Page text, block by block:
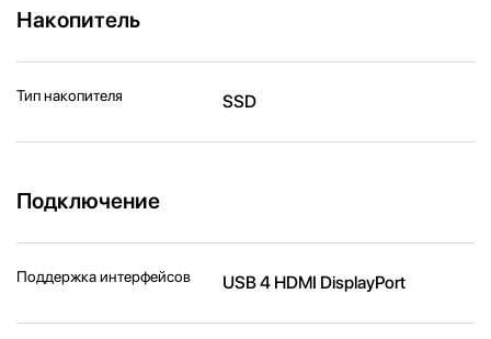
Накопитель
Тип накопителя SSD
Подключение
Поддержка интерфейсов USB 4 HDMI DisplayPort